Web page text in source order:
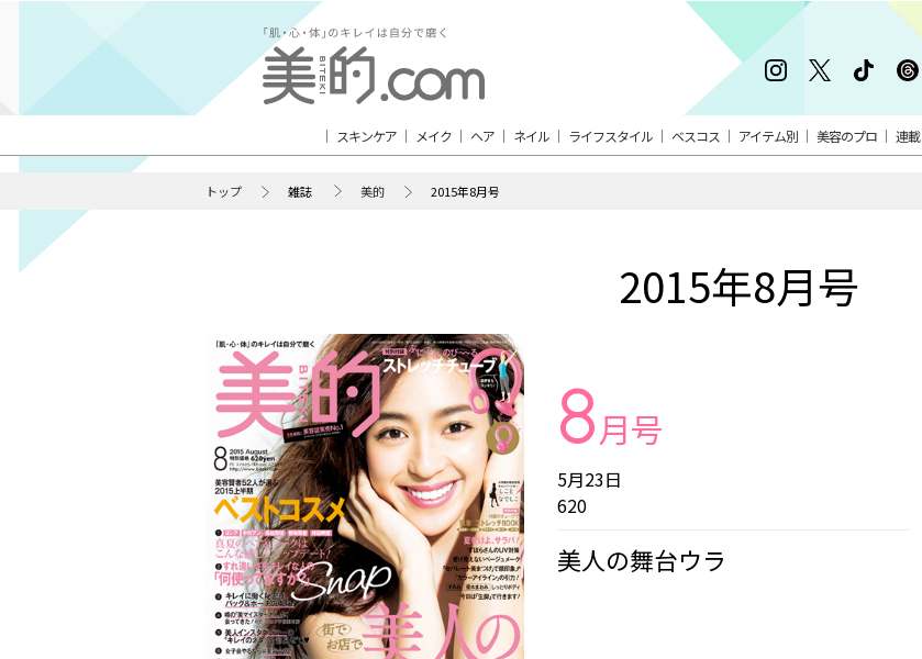
スキンケア メイク ヘア ネイル ライフスタイル ベスコス アイテム別 美容のプロ 連載
トップ 雑誌 美的 2015年8月号
2015年8月号
8月号
5月23日
620
美人の舞台ウラ